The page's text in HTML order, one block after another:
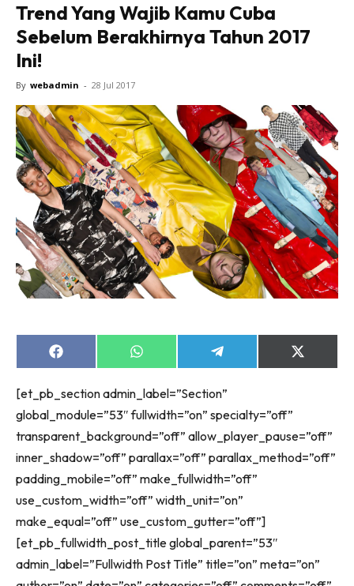
Trend Yang Wajib Kamu Cuba
Sebelum Berakhirnya Tahun 2017
Ini!
By webadmin - 28 Jul 2017
Share
on
Share
on
Share
on
Share
on
[et_pb_section admin_label=”Section”
global_module=”53″ fullwidth=”on” specialty=”off”
transparent_background=”off” allow_player_pause=”off”
inner_shadow=”off” parallax=”off” parallax_method=”off”
padding_mobile=”off” make_fullwidth=”off”
use_custom_width=”off” width_unit=”on”
make_equal=”off” use_custom_gutter=”off”]
[et_pb_fullwidth_post_title global_parent=”53″
admin_label=”Fullwidth Post Title” title=”on” meta=”on”